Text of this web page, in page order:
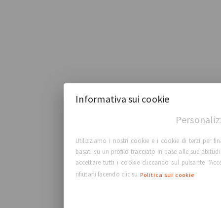
Informativa sui cookie
Utilizziamo i nostri cookie e i cookie di terzi per
basati su un profilo tracciato in base alle sue
accettare tutti i cookie cliccando sul pulsante
rifiutarli facendo clic su Politica sui cookie